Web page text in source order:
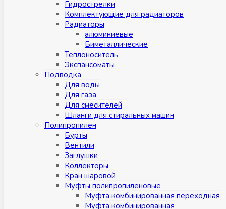
Гидрострелки
Комплектующие для радиаторов
Радиаторы
алюминиевые
Биметаллические
Теплоноситель
Экспансоматы
Подводка
Для воды
Для газа
Для смесителей
Шланги для стиральных машин
Полипропилен
Бурты
Вентили
Заглушки
Коллекторы
Кран шаровой
Муфты полипропиленовые
Муфта комбинированная переходная
Муфта комбинированная